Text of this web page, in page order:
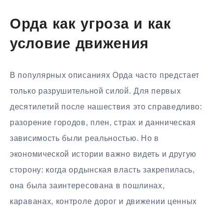
Орда как угроза и как
условие движения
В популярных описаниях Орда часто предстает
только разрушительной силой. Для первых
десятилетий после нашествия это справедливо:
разорение городов, плен, страх и данническая
зависимость были реальностью. Но в
экономической истории важно видеть и другую
сторону: когда ордынская власть закрепилась,
она была заинтересована в пошлинах,
караванах, контроле дорог и движении ценных